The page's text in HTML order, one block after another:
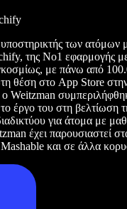
των ατόμων
της Νο1 εφαρμογής
με πάνω από
θέση στο App Store
Weitzman
έργο του στη βελτίωση
για άτομα με
έχει παρουσιαστεί
και σε άλλα